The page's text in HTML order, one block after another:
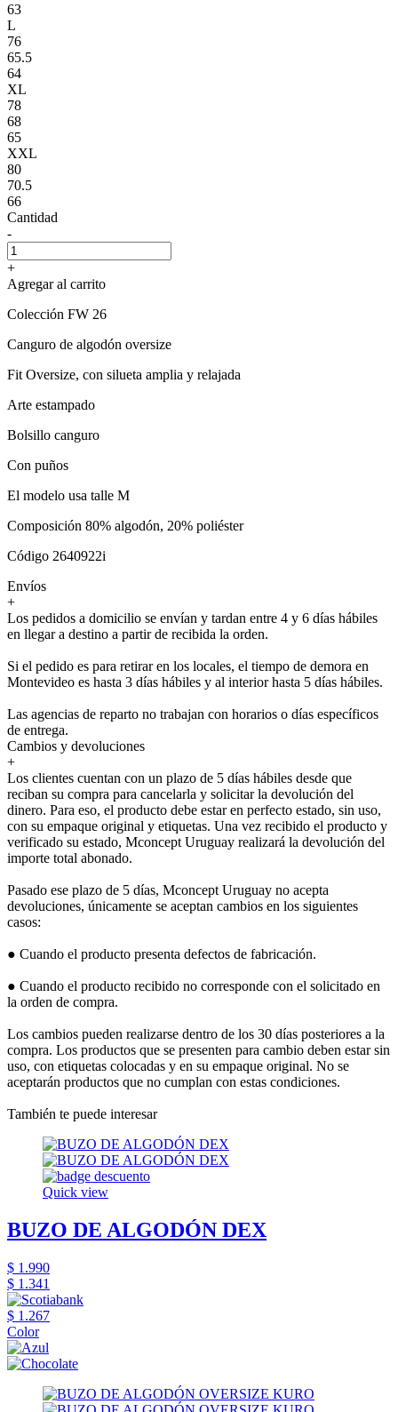
63
L
76
65.5
64
XL
78
68
65
XXL
80
70.5
66
Cantidad
-
+
Agregar al carrito
Colección FW 26
Canguro de algodón oversize
Fit Oversize, con silueta amplia y relajada
Arte estampado
Bolsillo canguro
Con puños
El modelo usa talle M
Composición 80% algodón, 20% poliéster
Código 2640922i
Envíos
+
Los pedidos a domicilio se envían y tardan entre 4 y 6 días hábiles
en llegar a destino a partir de recibida la orden.
Si el pedido es para retirar en los locales, el tiempo de demora en
Montevideo es hasta 3 días hábiles y al interior hasta 5 días hábiles.
Las agencias de reparto no trabajan con horarios o días específicos
de entrega.
Cambios y devoluciones
+
Los clientes cuentan con un plazo de 5 días hábiles desde que
reciban su compra para cancelarla y solicitar la devolución del
dinero. Para eso, el producto debe estar en perfecto estado, sin uso,
con su empaque original y etiquetas. Una vez recibido el producto y
verificado su estado, Mconcept Uruguay realizará la devolución del
importe total abonado.
Pasado ese plazo de 5 días, Mconcept Uruguay no acepta
devoluciones, únicamente se aceptan cambios en los siguientes
casos:
● Cuando el producto presenta defectos de fabricación.
● Cuando el producto recibido no corresponde con el solicitado en
la orden de compra.
Los cambios pueden realizarse dentro de los 30 días posteriores a la
compra. Los productos que se presenten para cambio deben estar sin
uso, con etiquetas colocadas y en su empaque original. No se
aceptarán productos que no cumplan con estas condiciones.
También te puede interesar
Quick view
BUZO DE ALGODÓN DEX
$ 1.990
$ 1.341
$ 1.267
Color